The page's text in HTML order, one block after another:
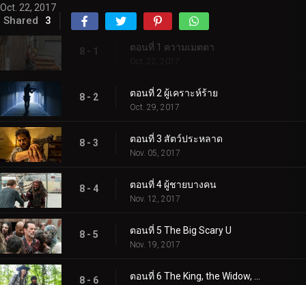
Oct. 22, 2017
Shared 3
8 - 1 ตอนที่ 1 ความเมตตา
8 - 2 ตอนที่ 2 ผู้เคราะห์ร้าย
Oct. 29, 2017
8 - 3 ตอนที่ 3 สัตว์ประหลาด
Nov. 05, 2017
8 - 4 ตอนที่ 4 ผู้ชายบางคน
Nov. 12, 2017
8 - 5 ตอนที่ 5 The Big Scary U
Nov. 19, 2017
8 - 6